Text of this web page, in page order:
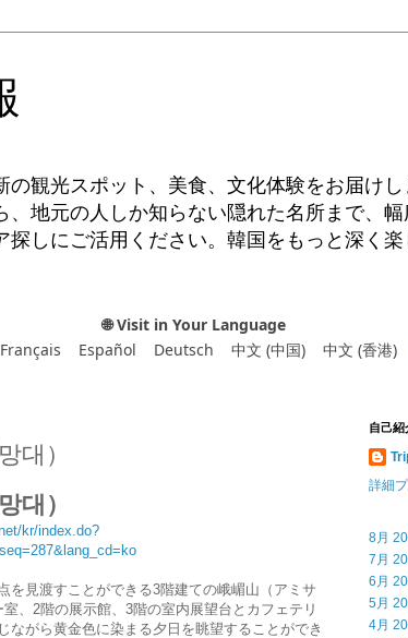
観光スポット、美食、文化体験をお届け
、地元の人しか知らない隠れた名所まで、
しにご活用ください。韓国をもっと深く楽
🌐 Visit in Your Language
Français Español Deutsch 中文 (中国) 中文 (香港)
대）
대）
kr/index.do?
を見渡すことができる3階建ての峨嵋山（アミサ
、2階の展示館、3階の室内展望台とカフェテリ
ながら黄金色に染まる夕日を眺望することができ
自己紹
詳細
8月
7月
6月
5月
4月